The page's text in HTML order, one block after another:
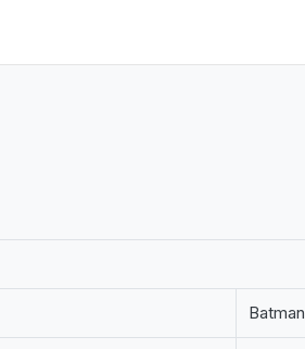
Batman